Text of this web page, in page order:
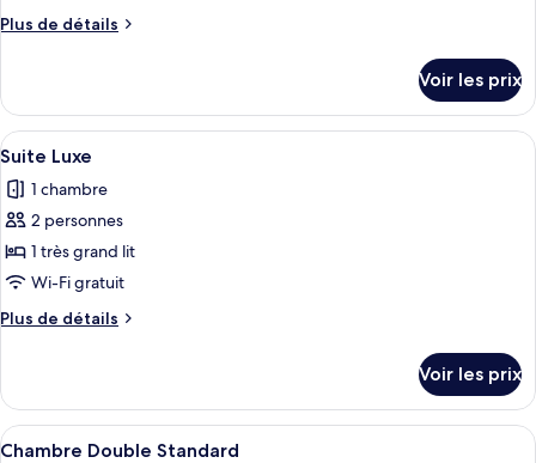
chambre :
grand
lit,
non-
fumeurs
Plus de détails
Plus
le
type
de
Chambre
Simple,
grand
lit,
fumeurs
Voir les prix
Afficher
toutes
les
photos
pour
ce
type
de
Suite
Luxe
Une salle de bain comprenant une
3
Suite Luxe
1 chambre
2 personnes
1 très grand lit
Wi-Fi gratuit
Plus de détails
Plus
le
type
de
Voir les prix
Afficher
Une chambre d’hôtel avec deux lits,
1
Chambre Double Standard